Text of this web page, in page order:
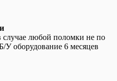
любой поломки не по
У оборудование 6 месяцев